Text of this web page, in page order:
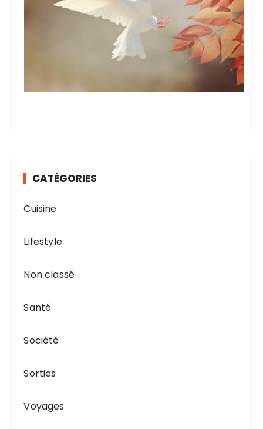
CATÉGORIES
Cuisine
Lifestyle
Non classé
Santé
Société
Sorties
Voyages